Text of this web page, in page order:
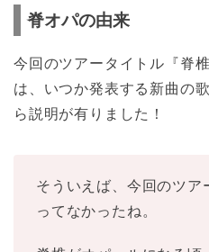
脊オパの由来
今回のツアータイトル『脊
は、いつか発表する新曲の
ら説明が有りました！
そういえば、今回のツ
ってなかったね。